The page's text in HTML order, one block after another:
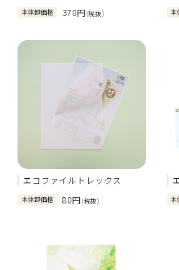
本体卸価格 370円(税抜) 本
エコファイルトレックス
本体卸価格 80円(税抜) 本